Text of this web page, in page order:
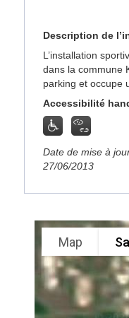
Description de
L’installation
dans la commune
parking et occupe
Accessibilité
Date de mise à
27/06/2013
Map